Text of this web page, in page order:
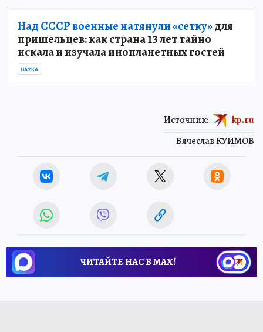
Над СССР военные натянули «сетку»для
пришельцев: как страна 13 лет тайно
искала и изучала инопланетных гостей
НАУКА
Вячеслав КУИМОВ
Источник: kp.ru
ЧИТАЙТЕ НАС В МАХ!